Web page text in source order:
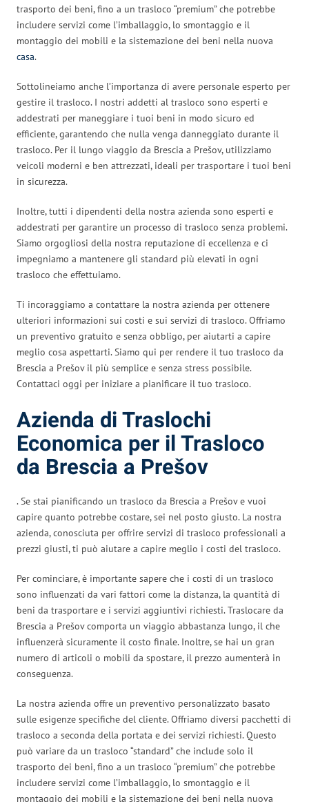
trasporto dei beni, fino a un trasloco “premium” che potrebbe
includere servizi come l’imballaggio, lo smontaggio e il
montaggio dei mobili e la sistemazione dei beni nella nuova
casa.
Sottolineiamo anche l’importanza di avere personale esperto per
gestire il trasloco. I nostri addetti al trasloco sono esperti e
addestrati per maneggiare i tuoi beni in modo sicuro ed
efficiente, garantendo che nulla venga danneggiato durante il
trasloco. Per il lungo viaggio da Brescia a Prešov, utilizziamo
veicoli moderni e ben attrezzati, ideali per trasportare i tuoi beni
in sicurezza.
Inoltre, tutti i dipendenti della nostra azienda sono esperti e
addestrati per garantire un processo di trasloco senza problemi.
Siamo orgogliosi della nostra reputazione di eccellenza e ci
impegniamo a mantenere gli standard più elevati in ogni
trasloco che effettuiamo.
Ti incoraggiamo a contattare la nostra azienda per ottenere
ulteriori informazioni sui costi e sui servizi di trasloco. Offriamo
un preventivo gratuito e senza obbligo, per aiutarti a capire
meglio cosa aspettarti. Siamo qui per rendere il tuo trasloco da
Brescia a Prešov il più semplice e senza stress possibile.
Contattaci oggi per iniziare a pianificare il tuo trasloco.
Azienda di Traslochi
Economica per il Trasloco
da Brescia a Prešov
. Se stai pianificando un trasloco da Brescia a Prešov e vuoi
capire quanto potrebbe costare, sei nel posto giusto. La nostra
azienda, conosciuta per offrire servizi di trasloco professionali a
prezzi giusti, ti può aiutare a capire meglio i costi del trasloco.
Per cominciare, è importante sapere che i costi di un trasloco
sono influenzati da vari fattori come la distanza, la quantità di
beni da trasportare e i servizi aggiuntivi richiesti. Traslocare da
Brescia a Prešov comporta un viaggio abbastanza lungo, il che
influenzerà sicuramente il costo finale. Inoltre, se hai un gran
numero di articoli o mobili da spostare, il prezzo aumenterà in
conseguenza.
La nostra azienda offre un preventivo personalizzato basato
sulle esigenze specifiche del cliente. Offriamo diversi pacchetti di
trasloco a seconda della portata e dei servizi richiesti. Questo
può variare da un trasloco “standard” che include solo il
trasporto dei beni, fino a un trasloco “premium” che potrebbe
includere servizi come l’imballaggio, lo smontaggio e il
montaggio dei mobili e la sistemazione dei beni nella nuova